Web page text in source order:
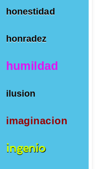
honestidad
honradez
humildad
ilusion
imaginacion
ingenio